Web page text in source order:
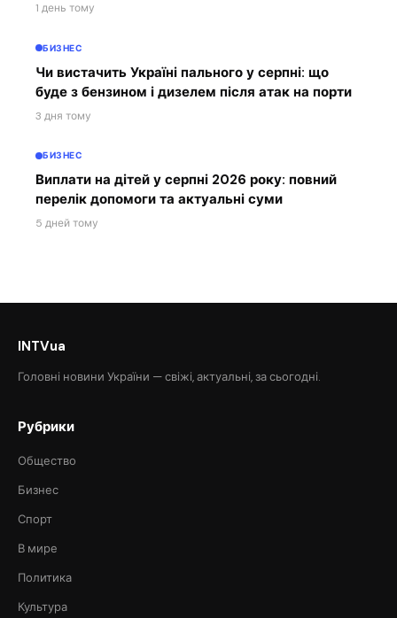
1 день тому
БИЗНЕС
Чи вистачить Україні пального у серпні: що
буде з бензином і дизелем після атак на порти
3 дня тому
БИЗНЕС
Виплати на дітей у серпні 2026 року: повний
перелік допомоги та актуальні суми
5 дней тому
INTVua
Головні новини України — свіжі, актуальні, за сьогодні.
Рубрики
Общество
Бизнес
Спорт
В мире
Политика
Культура